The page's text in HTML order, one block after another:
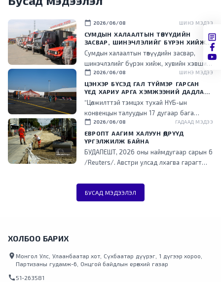
calendar_today 2026/06/08 ШИНЭ МЭДЭЭ
СУМДЫН ХАЛААЛТЫН ТӨВҮҮДИЙН
ЗАСВАР, ШИНЭЧЛЭЛИЙГ БҮРЭН ХИЙЖ,
ХУВИЙН ХЭВШИЛ РҮҮ МЕНЕЖМЕНТИЙГ
НЬ ШИЛЖҮҮЛСЭН ГЭДГИЙГ ОНЦОЛЛОО
Сумдын халаалтын төвүүдийн засвар,
шинэчлэлийг бүрэн хийж, хувийн хэвшил
рүү менежментийг нь шилжүүлснээр
төрийн ачаалал буурч, эдийн засгийн үр
ашигтай ажиллаж эхэлсэн гэдгийг энэ
үеэр танилцууллаа.
calendar_today 2026/06/08 ШИНЭ МЭДЭЭ
ЦЭНХЭР БҮСЭД ГАЛ ТҮЙМЭР ГАРСАН
ҮЕД ХАРИУ АРГА ХЭМЖЭЭНИЙ ДАДЛАГА
СУРГУУЛИЙГ ЗОХИОН БАЙГУУЛЛАА
“Цөлжилттэй тэмцэх тухай НҮБ-ын
конвенцын талуудын 17 дугаар бага
хурал (COP17) зохион байгуулах цэнхэр
бүсэд гал түймэр гарсан үед хариу арга
хэмжээ зохион байгуулах дадлага,
сургуулийг зохион байгууллаа.
calendar_today 2026/06/08 ГАДААД МЭДЭЭ
ЕВРОПТ ААГИМ ХАЛУУН ӨДРҮҮД
ҮРГЭЛЖИЛЖ БАЙНА
БУДАПЕШТ, 2026 оны наймдугаар сарын 6
/Reuters/. Австри улсад лхагва гарагт
халжээ. Түүнчлэн аагим халуун, ган
гачгийн улмаас төв болон өмнөд Европт
ихээхэн хүндрэл үүсэж, Унгар улсад
улсууд түймрийн гамшигт өртөөд байна.
Аагим халуун агаарын урсгал зүүн зүгт
БУСАД МЭДЭЭЛЭЛ
ХОЛБОО БАРИХ
location_on Монгол Улс, Улаанбаатар хот, Сүхбаатар дүүрэг, 1 дүгээр хороо,
Партизаны гудамж-6, Онцгой байдлын ерөнхий газар
call 51-263581